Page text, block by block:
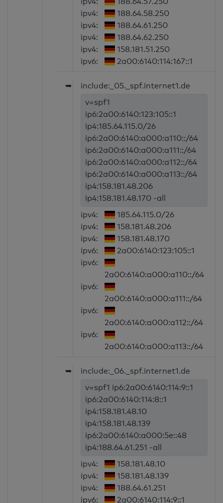
ipv4:
188.64.58.250
ipv4:
188.64.61.250
ipv4:
188.64.62.250
ipv4:
158.181.51.250
ipv6:
2a00:6140:114:167::1
➥
include:_05._spf.internet1.de
v=spf1
ip6:2a00:6140:123:105::1
ip4:185.64.115.0/26
ip6:2a00:6140:a000:a110::/64
ip6:2a00:6140:a000:a111::/64
ip6:2a00:6140:a000:a112::/64
ip6:2a00:6140:a000:a113::/64
ip4:158.181.48.206
ip4:158.181.48.170 -all
ipv4:
185.64.115.0/26
ipv4:
158.181.48.206
ipv4:
158.181.48.170
ipv6:
2a00:6140:123:105::1
ipv6:
2a00:6140:a000:a110::/64
ipv6:
2a00:6140:a000:a111::/64
ipv6:
2a00:6140:a000:a112::/64
ipv6:
2a00:6140:a000:a113::/64
➥
include:_06._spf.internet1.de
v=spf1 ip6:2a00:6140:114:9::1
ip6:2a00:6140:114:8::1
ip4:158.181.48.10
ip4:158.181.48.139
ip6:2a00:6140:a000:5e::48
ip4:188.64.61.251 -all
ipv4:
158.181.48.10
ipv4:
158.181.48.139
ipv4:
188.64.61.251
ipv6:
2a00:6140:114:9::1